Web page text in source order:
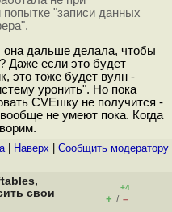
попытке "записи данных
она дальше делала, чтобы
Даже если это будет
это тоже будет вулн -
уронить". Но пока
CVEшку не получится -
не умеют пока. Когда
| Наверх Cообщить модератору
свои
+4
+ / –